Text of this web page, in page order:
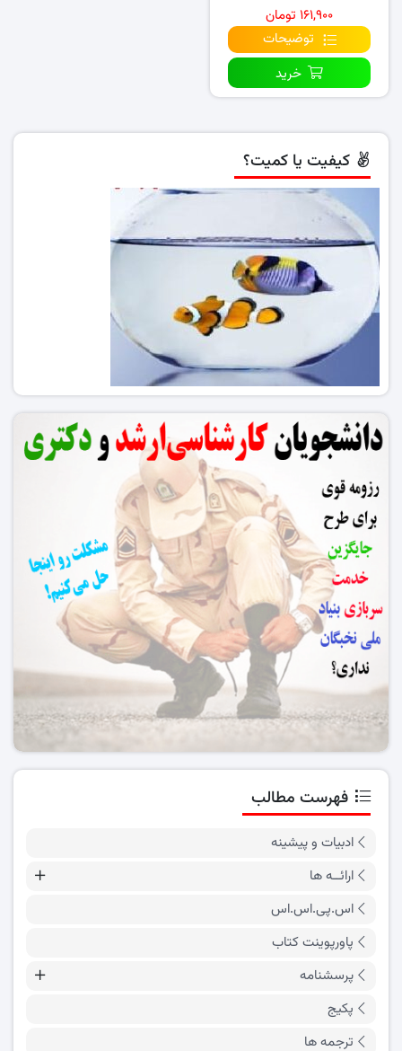
۱۶۱,۹۰۰ تومان
توضیحات
خرید
کیفیت یا کمیت؟
فهرست مطالب
ادبیات و پیشینه
ارائــه ها
اس.پی.اس.اس
پاورپوینت کتاب
پرسشنامه
پکیج
ترجمه ها